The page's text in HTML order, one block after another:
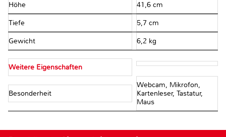
Höhe 41,6 cm
Tiefe 5,7 cm
Gewicht 6,2 kg
Weitere Eigenschaften
Besonderheit
Webcam, Mikrofon,
Kartenleser, Tastatur,
Maus